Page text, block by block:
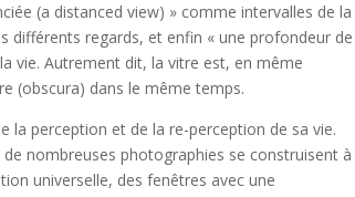
(a distanced view) » comme intervalles de la
différents regards, et enfin « une profondeur de
vie. Autrement dit, la vitre est, en même
(obscura) dans le même temps.
la perception et de la re-perception de sa vie.
nombreuses photographies se construisent à
universelle, des fenêtres avec une